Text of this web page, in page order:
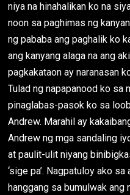
niya na hinahalikan ko na
noon sa paghimas ng
ng pababa ang paghalik ko
ang kanyang alaga na ang
pagkakataon ay naranasan
Tulad ng napapanood ko sa
pinaglabas-pasok ko sa
Andrew. Marahil ay
Andrew ng mga sandaling
at paulit-ulit niyang
‘sige pa’. Nagpatuloy ako
hanggang sa bumulwak ang